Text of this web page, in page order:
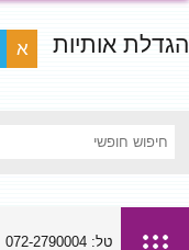
הגדלת אותיות א
טל: 072-2790004